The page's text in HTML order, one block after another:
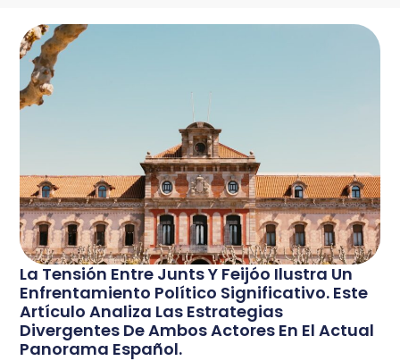
La Tensión Entre Junts Y Feijóo Ilustra Un
Enfrentamiento Político Significativo. Este
Artículo Analiza Las Estrategias
Divergentes De Ambos Actores En El Actual
Panorama Español.